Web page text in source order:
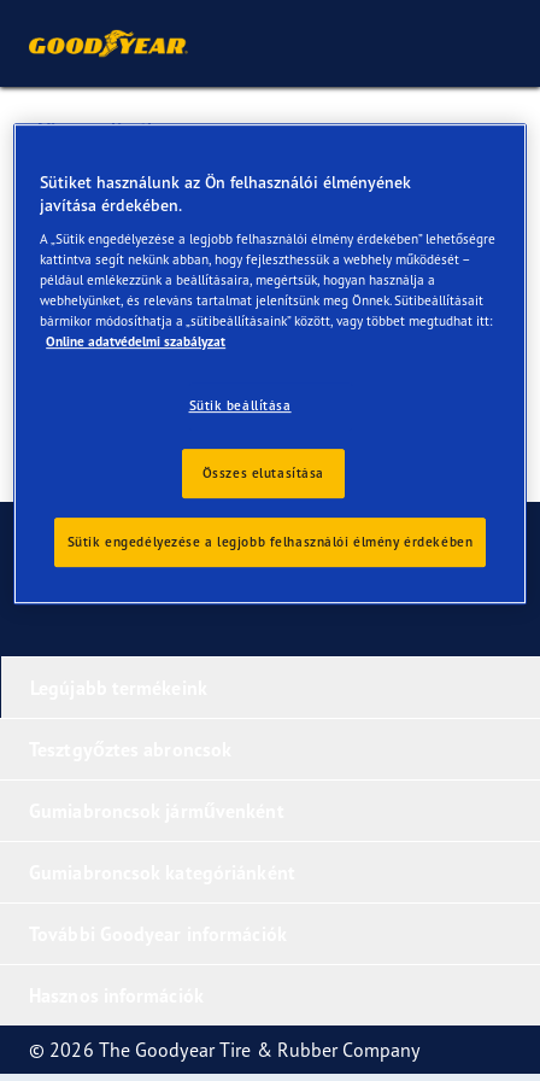
Vissza a listához
OPEL PENTHE AUTÓHÁZ
Online és az üzletekben elérhető szolgáltatások
Elérhetőségek Szolgáltatások
Kapcsolat
© 2026 The Goodyear Tire & Rubber Company
Sütiket használunk az Ön felhasználói élményének
javítása érdekében.
A „Sütik engedélyezése a legjobb felhasználói élmény érdekében” lehetőségre
kattintva segít nekünk abban, hogy fejleszthessük a webhely működését –
például emlékezzünk a beállításaira, megértsük, hogyan használja a
webhelyünket, és releváns tartalmat jelenítsünk meg Önnek. Sütibeállításait
bármikor módosíthatja a „sütibeállításaink” között, vagy többet megtudhat itt:
Online adatvédelmi szabályzat
Sütik beállítása
Összes elutasítása
Sütik engedélyezése a legjobb felhasználói élmény érdekében